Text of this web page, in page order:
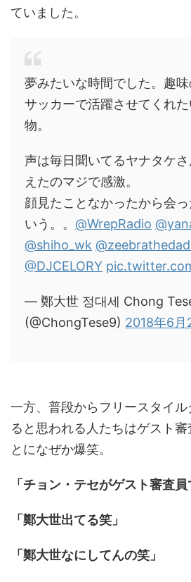
ていました。
夢みたいな時間でした。趣
サッカーで活躍させてくれ
物。
声は毎日聞いてるヤナタケ
えたのマジで感激。
顔見たことなかったから会
いう。。 @WrepRadio
@shiho_wk
@DJCELORY
— 鄭大世 정대세 Chong
(@ChongTese9) 2018年6月
一方、普段からフリースタイ
ると思われる人たちはゲスト
とになぜか爆笑。
「チョン・テセがゲスト審査員
「鄭大世出てる笑」
「鄭大世なにしてんの笑」